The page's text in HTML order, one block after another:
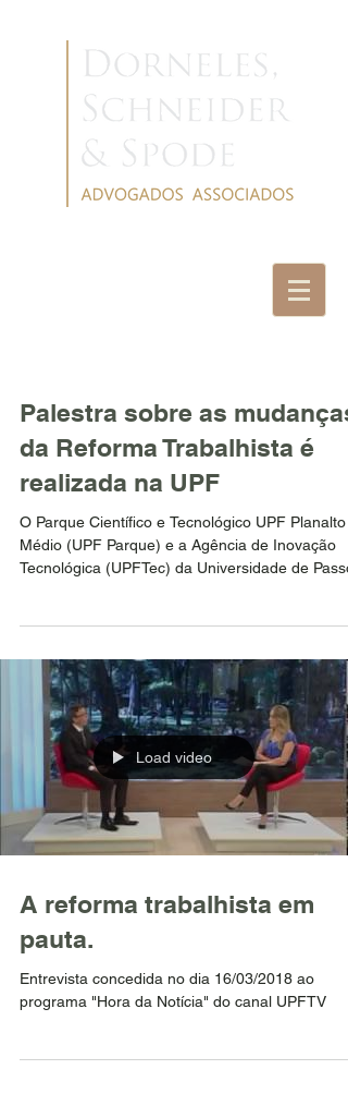
Palestra sobre as mudanças
da Reforma Trabalhista é
realizada na UPF
O Parque Científico e Tecnológico UPF Planalto
Médio (UPF Parque) e a Agência de Inovação
Tecnológica (UPFTec) da Universidade de
Load video
A reforma trabalhista em
pauta.
Entrevista concedida no dia 16/03/2018 ao
programa "Hora da Notícia" do canal UPFTV